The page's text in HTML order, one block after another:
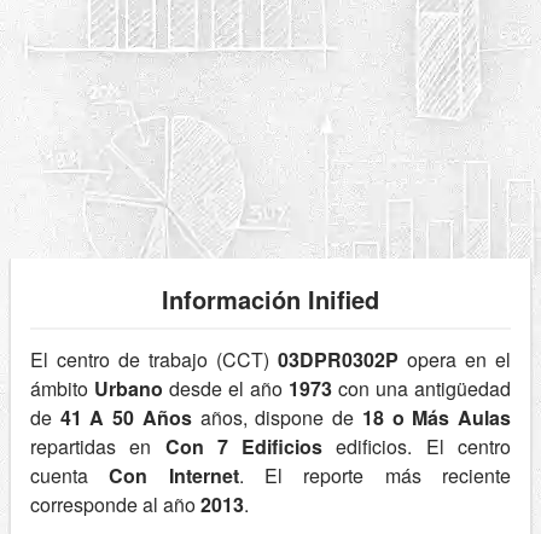
Información Inified
El centro de trabajo (CCT) 03DPR0302P opera en el
ámbito Urbano desde el año 1973 con una antigüedad
de 41 A 50 Añosaños, dispone de 18 o Más Aulas
repartidas en Con 7 Edificios edificios. El centro
cuentaCon Internet. El reporte más reciente
corresponde al año2013.